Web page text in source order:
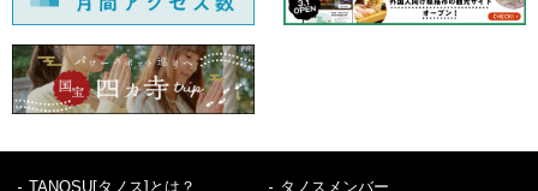
TANOSU[タノス]とは？ タノスメンバー